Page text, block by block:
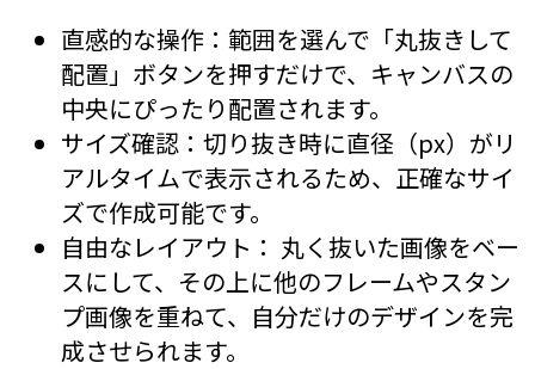
直感的な操作：範囲を選んで「丸抜きして
配置」ボタンを押すだけで、キャンバスの
中央にぴったり配置されます。
サイズ確認：切り抜き時に直径（px）がリ
アルタイムで表示されるため、正確なサイ
ズで作成可能です。
自由なレイアウト： 丸く抜いた画像をベー
スにして、その上に他のフレームやスタン
プ画像を重ねて、自分だけのデザインを完
成させられます。